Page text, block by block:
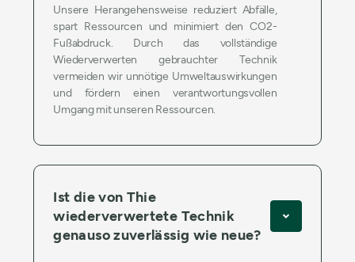
Unsere Herangehensweise reduziert Abfälle,
spart Ressourcen und minimiert den CO2-
Fußabdruck. Durch das vollständige
Wiederverwerten gebrauchter Technik
vermeiden wir unnötige Umweltauswirkungen
und fördern einen verantwortungsvollen
Umgang mit unseren Ressourcen.
Ist die von Thie
wiederverwertete Technik
genauso zuverlässig wie neue?